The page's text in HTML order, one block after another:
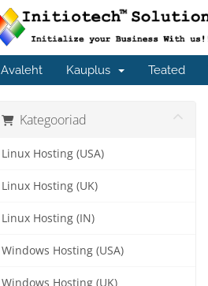
Avaleht Kauplus Teated
Kategooriad
Linux Hosting (USA)
Linux Hosting (UK)
Linux Hosting (IN)
Windows Hosting (USA)
Windows Hosting (UK)